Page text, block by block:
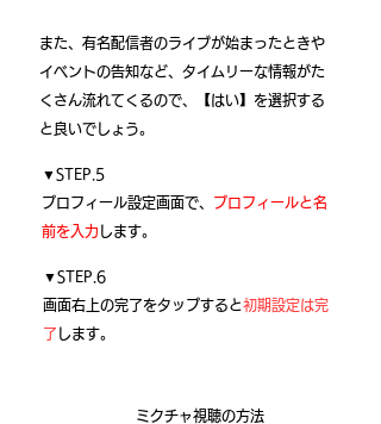
また、有名配信者のライブが始まったときや
イベントの告知など、タイムリーな情報がた
くさん流れてくるので、【はい】を選択する
と良いでしょう。
▼STEP.5
プロフィール設定画面で、 プロフィールと名
前を入力 します。
▼STEP.6
画面右上の完了をタップすると初期設定は完
了 します。
​ミクチャ視聴の方法